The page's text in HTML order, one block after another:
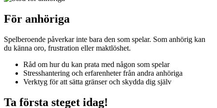
För anhöriga
Spelberoende påverkar inte bara den som spelar. Som anhörig kan
du känna oro, frustration eller maktlöshet.
Råd om hur du kan prata med någon som spelar
Stresshantering och erfarenheter från andra anhöriga
Verktyg för att sätta gränser och skydda dig själv
Ta första steget idag!